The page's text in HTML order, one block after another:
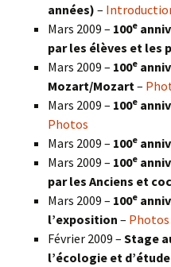
années) –
Mars 2009 – 100e
par les élèves et les
Mars 2009 – 100e
Mozart/Mozart–
Mars 2009 – 100e
Photos
Mars 2009 – 100e
Mars 2009 – 100e
par les Anciens et
Mars 2009 – 100e
l’exposition – Photos
Février 2009 – Stage
l’écologie et